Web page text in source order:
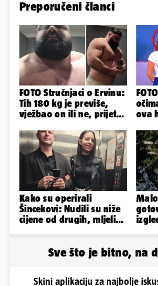
Preporučeni članci
FOTO Stručnjaci o Ervinu:
Tih 180 kg je previše,
vježbao on ili ne, prijete
ova
Kako su operirali
Šincekovi: Nudili su niže
cijene od drugih, mljeli
Sve što je bitno, na
Skini aplikaciju za najbolje